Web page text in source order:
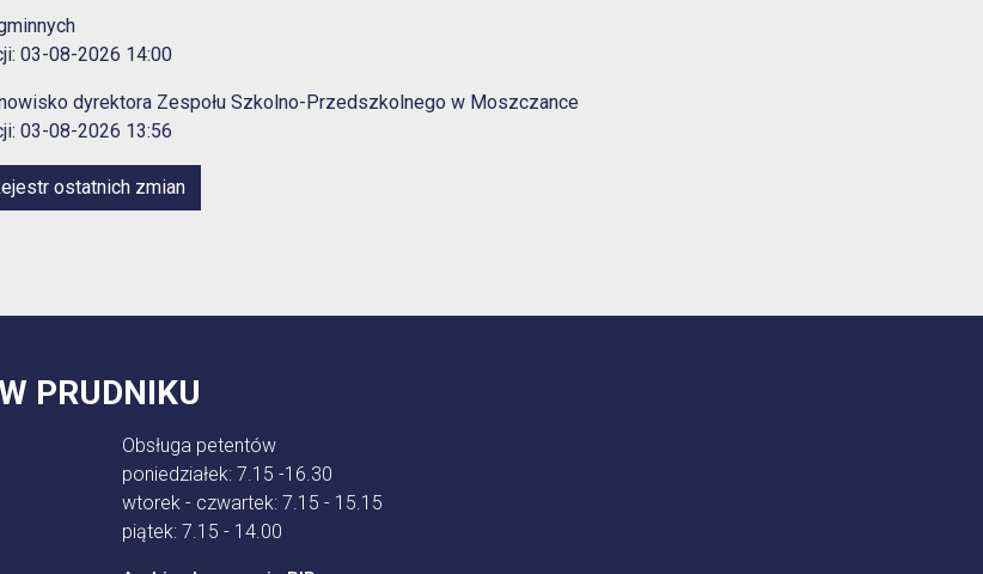
03-08-2026 14:00
dyrektora Zespołu Szkolno-Przedszkolnego w Moszczance
03-08-2026 13:56
ostatnich zmian
PRUDNIKU
Obsługa petentów
poniedziałek: 7.15 -16.30
wtorek - czwartek: 7.15 - 15.15
piątek: 7.15 - 14.00